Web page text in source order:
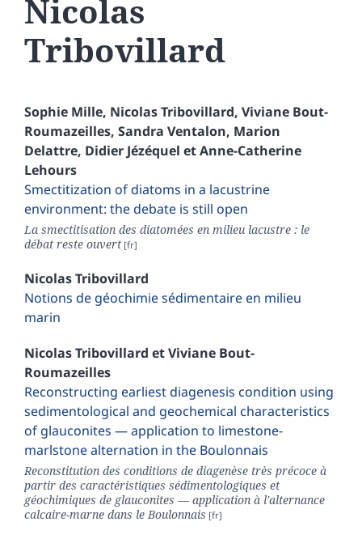
Nicolas
Tribovillard
Sophie Mille, NicolasTribovillard, Viviane Bout-
Roumazeilles, Sandra Ventalon, Marion
Delattre, Didier Jézéquel etAnne-Catherine
Lehours
Smectitization of diatoms in a lacustrine
environment: the debate is still open
La smectitisation des diatomées en milieu lacustre : le
débat reste ouvert
NicolasTribovillard
Notions de géochimie sédimentaire en milieu
marin
NicolasTribovillard etViviane Bout-
Roumazeilles
Reconstructing earliest diagenesis condition using
sedimentological and geochemical characteristics
of glauconites — application to limestone-
marlstone alternation in the Boulonnais
Reconstitution des conditions de diagenèse très précoce à
partir des caractéristiques sédimentologiques et
géochimiques de glauconites — application à l'alternance
calcaire-marne dans le Boulonnais